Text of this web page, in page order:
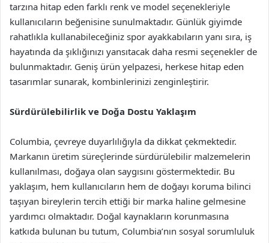
tarzına hitap eden farklı renk ve model seçenekleriyle
kullanıcıların beğenisine sunulmaktadır. Günlük giyimde
rahatlıkla kullanabileceğiniz spor ayakkabıların yanı sıra, iş
hayatında da şıklığınızı yansıtacak daha resmi seçenekler de
bulunmaktadır. Geniş ürün yelpazesi, herkese hitap eden
tasarımlar sunarak, kombinlerinizi zenginleştirir.
Sürdürülebilirlik ve Doğa Dostu Yaklaşım
Columbia, çevreye duyarlılığıyla da dikkat çekmektedir.
Markanın üretim süreçlerinde sürdürülebilir malzemelerin
kullanılması, doğaya olan saygısını göstermektedir. Bu
yaklaşım, hem kullanıcıların hem de doğayı koruma bilinci
taşıyan bireylerin tercih ettiği bir marka haline gelmesine
yardımcı olmaktadır. Doğal kaynakların korunmasına
katkıda bulunan bu tutum, Columbia’nın sosyal sorumluluk